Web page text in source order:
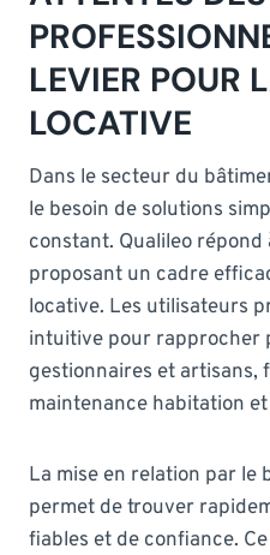
LEVIER POUR
LOCATIVE
Dans le secteur du
le besoin de solutions
constant. Qualileo
proposant un cadre
locative. Les utilisateurs
intuitive pour rapprocher
gestionnaires et artisans,
maintenance habitation
La mise en relation par le
permet de trouver
fiables et de confiance.